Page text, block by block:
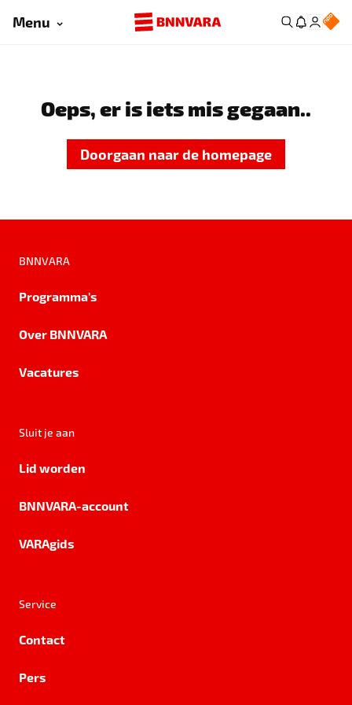
Menu
Oeps, er is iets mis gegaan..
Doorgaan naar de homepage
BNNVARA
Programma's
Over BNNVARA
Vacatures
Sluit je aan
Lid worden
BNNVARA-account
VARAgids
Service
Contact
Pers